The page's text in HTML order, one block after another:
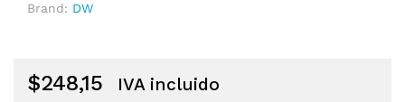
Brand: DW
$248,15 IVA incluido